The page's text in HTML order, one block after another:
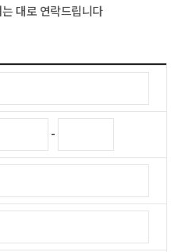
대로 연락드립니다
-